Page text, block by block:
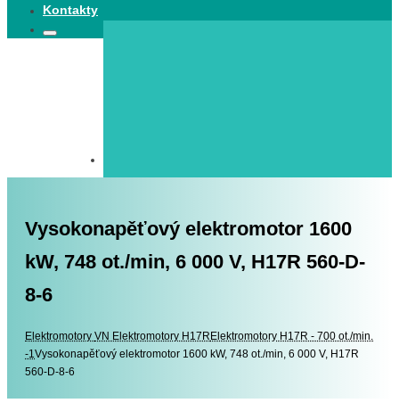
Kontakty
Search
Search
Vysokonapěťový elektromotor 1600
kW, 748 ot./min, 6 000 V, H17R 560-D-
8-6
Elektromotory Elektromotory
VN Elektromotory H17R Elektromotory H17R - 700 ot./min.
-1Vysokonapěťový elektromotor 1600 kW, 748 ot./min, 6 000 V, H17R
560-D-8-6